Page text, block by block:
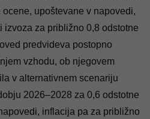
upoštevane v napovedi,
izvoza za približno 0,8 odstotne
predvideva postopno
vzhodu, ob njegovem
v alternativnem scenariju
2026–2028 za 0,6 odstotne
inflacija pa za približno